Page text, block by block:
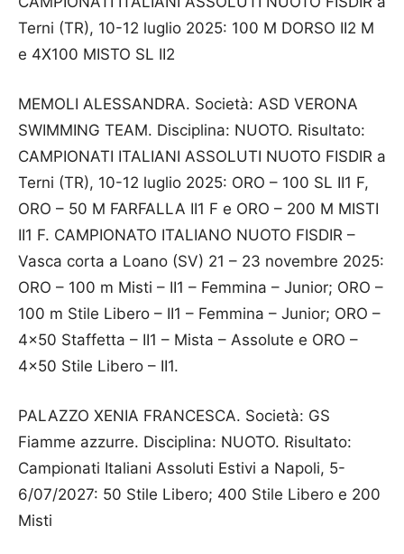
Terni (TR), 10-12 luglio 2025: 100 M DORSO II2 M
e 4X100 MISTO SL II2
MEMOLI ALESSANDRA. Società: ASD VERONA
SWIMMING TEAM. Disciplina: NUOTO. Risultato:
CAMPIONATI ITALIANI ASSOLUTI NUOTO FISDIR a
Terni (TR), 10-12 luglio 2025: ORO – 100 SL II1 F,
ORO – 50 M FARFALLA II1 F e ORO – 200 M MISTI
II1 F. CAMPIONATO ITALIANO NUOTO FISDIR –
Vasca corta a Loano (SV) 21 – 23 novembre 2025:
ORO – 100 m Misti – II1 – Femmina – Junior; ORO –
100 m Stile Libero – II1 – Femmina – Junior; ORO –
4×50 Staffetta – II1 – Mista – Assolute e ORO –
4×50 Stile Libero – II1.
PALAZZO XENIA FRANCESCA. Società: GS
Fiamme azzurre. Disciplina: NUOTO. Risultato:
Campionati Italiani Assoluti Estivi a Napoli, 5-
6/07/2027: 50 Stile Libero; 400 Stile Libero e 200
Misti